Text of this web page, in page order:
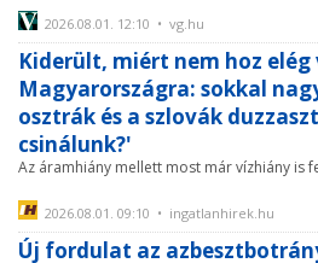
2026.08.01. 12:10 • vg.hu
Kiderült, miért nem hoz elég
Magyarországra: sokkal
osztrák és a szlovák
csinálunk?'
Az áramhiány mellett most már vízhiány is
2026.08.01. 09:10 • ingatlanhirek.hu
Új fordulat az